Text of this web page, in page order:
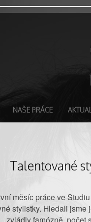
NAŠE PRÁCE
Talentované
měsíc práce ve
stylistky. Hledali jsme
zvládly famózně, počet